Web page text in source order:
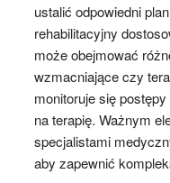
ustalić odpowiedni
rehabilitacyjny
może obejmować
wzmacniające czy
monitoruje się
na terapię. Ważnym
specjalistami
aby zapewnić